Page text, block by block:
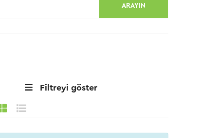
ARAYIN
Filtreyi göster